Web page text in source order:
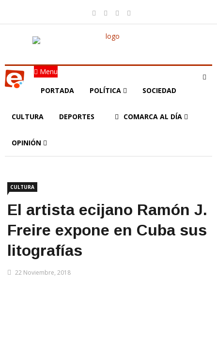
Menu
PORTADA POLÍTICA SOCIEDAD
CULTURA DEPORTES COMARCA AL DÍA
OPINIÓN
CULTURA
El artista ecijano Ramón J.
Freire expone en Cuba sus
litografías
22 Noviembre, 2018